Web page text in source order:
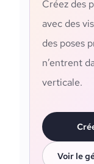
Créez des
avec des
des poses
n’entrent
verticale.
Voir le